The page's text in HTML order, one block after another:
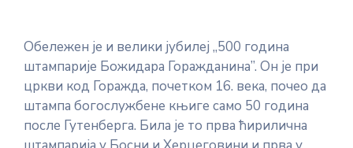
Обележен је и велики јубилеј ,,500 година
штампарије Божидара Горажданина”. Он је при
цркви код Горажда, почетком 16. века, почео да
штампа богослужбене књиге само 50 година
после Гутенберга. Била је то прва ћирилична